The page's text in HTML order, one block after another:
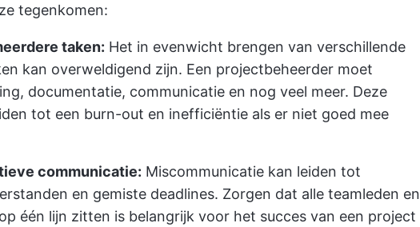
tegenkomen:
taken: Het in evenwicht brengen van verschillende
kan overweldigend zijn. Een projectbeheerder moet
documentatie, communicatie en nog veel meer. Deze
tot een burn-out en inefficiëntie als er niet goed mee
communicatie: Miscommunicatie kan leiden tot
en gemiste deadlines. Zorgen dat alle teamleden en
één lijn zitten is belangrijk voor het succes van een project